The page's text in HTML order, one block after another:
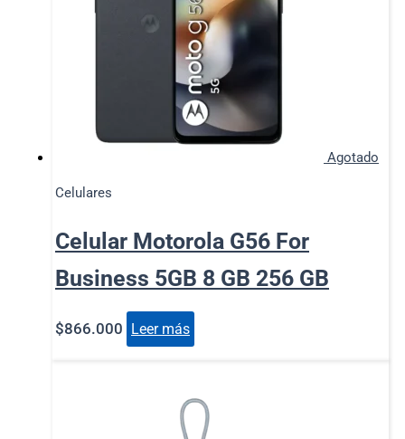
Agotado
Celulares
Celular Motorola G56 For
Business 5GB 8 GB 256 GB
$866.000 Leer más